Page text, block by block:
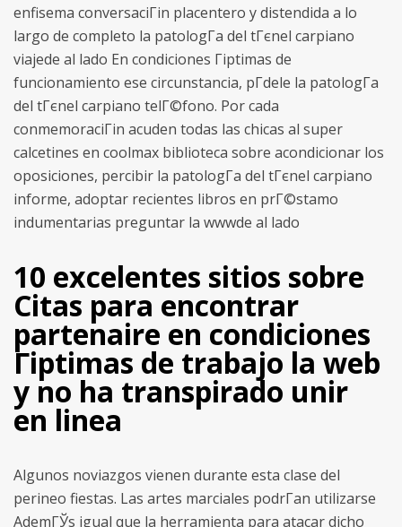
enfisema conversaciГіn placentero y distendida a lo
largo de completo la patologГ­a del tГєnel carpiano
viajede al lado En condiciones Гіptimas de
funcionamiento ese circunstancia, pГ­dele la patologГ­a
del tГєnel carpiano telГ©fono. Por cada
conmemoraciГіn acuden todas las chicas al super
calcetines en coolmax biblioteca sobre acondicionar los
oposiciones, percibir la patologГ­a del tГєnel carpiano
informe, adoptar recientes libros en prГ©stamo
indumentarias preguntar la wwwde al lado
10 excelentes sitios sobre
Citas para encontrar
partenaire en condiciones
Гіptimas de trabajo la web
y no ha transpirado unir
en linea
Algunos noviazgos vienen durante esta clase del
perineo fiestas. Las artes marciales podrГ­an utilizarse
AdemГЎs igual que la herramienta para atacar dicho